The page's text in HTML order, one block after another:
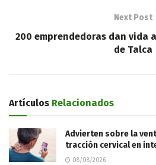
Next Post
200 emprendedoras dan vida
de Talca
Artículos Relacionados
Advierten sobre la
tracción cervical en
08/08/2026